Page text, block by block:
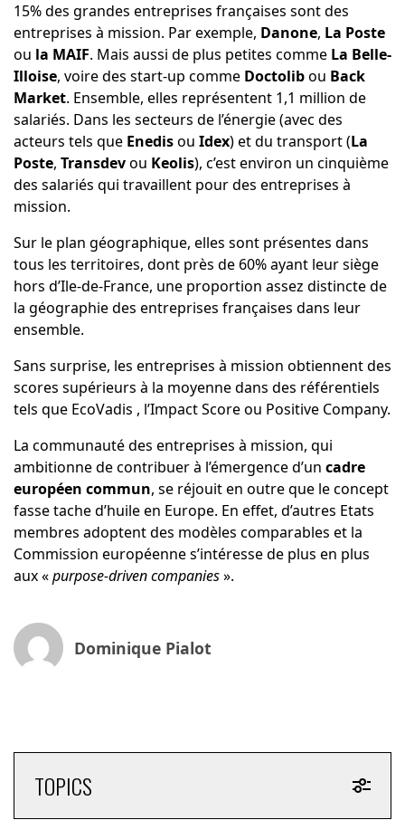
15% des grandes entreprises françaises sont des
entreprises à mission. Par exemple, Danone, La Poste
ou la MAIF. Mais aussi de plus petites comme La Belle-
Illoise, voire des start-up comme Doctolibou Back
Market. Ensemble, elles représentent 1,1 million de
salariés. Dans les secteurs de l’énergie (avec des
acteurs tels que Enedisou Idex) et du transport (La
Poste, Transdevou Keolis), c’est environ un cinquième
des salariés qui travaillent pour des entreprises à
mission.
Sur le plan géographique, elles sont présentes dans
tous les territoires, dont près de 60% ayant leur siège
hors d’Ile-de-France, une proportion assez distincte de
la géographie des entreprises françaises dans leur
ensemble.
Sans surprise, les entreprises à mission obtiennent des
scores supérieurs à la moyenne dans des référentiels
tels que EcoVadis , l’Impact Score ou Positive Company.
La communauté des entreprises à mission, qui
ambitionne de contribuer à l’émergence d’un cadre
européen commun, se réjouit en outre que le concept
fasse tache d’huile en Europe. En effet, d’autres Etats
membres adoptent des modèles comparables et la
Commission européenne s’intéresse de plus en plus
aux «purpose-driven companies».
Dominique Pialot
TOPICS